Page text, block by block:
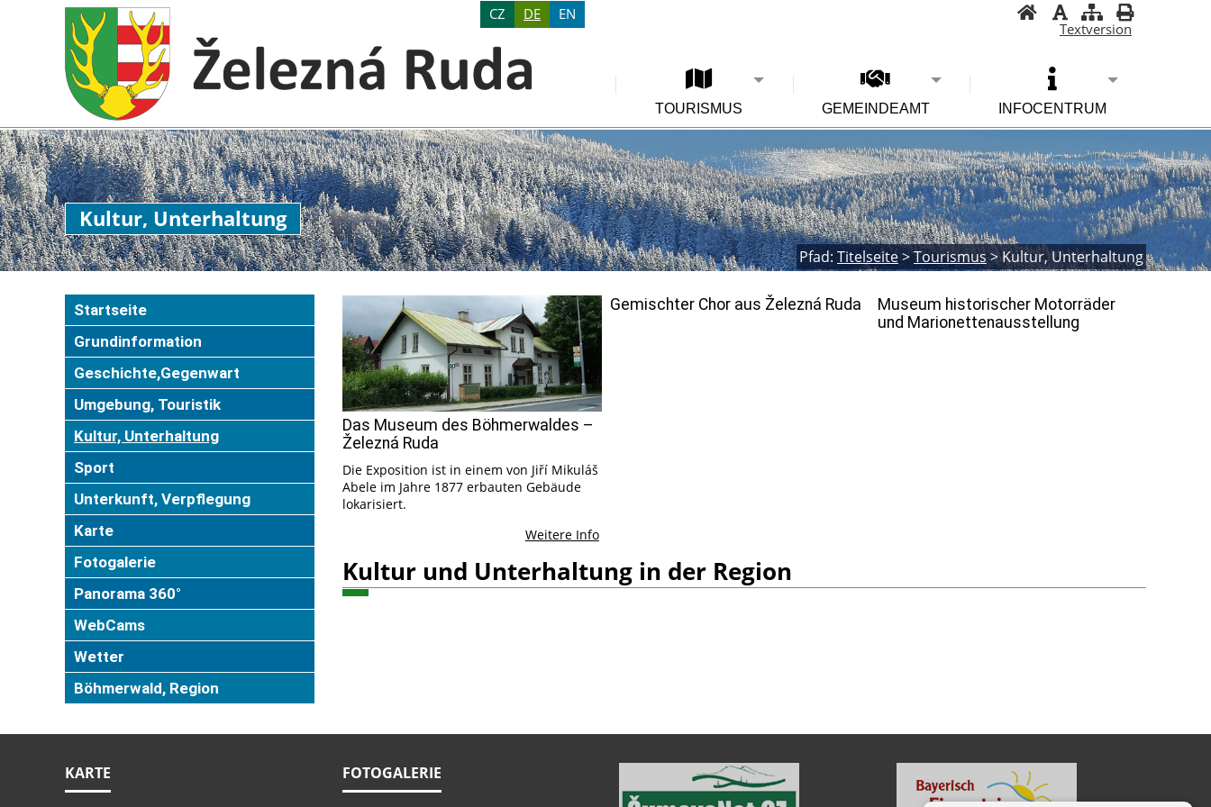
CZ DE EN
Textversion
TOURISMUS GEMEINDEAMT INFOCENTRUM
Kultur, Unterhaltung
Pfad: Titelseite>Tourismus>Kultur, Unterhaltung
Startseite
Grundinformation
Geschichte,Gegenwart
Umgebung, Touristik
Kultur, Unterhaltung
Sport
Unterkunft, Verpflegung
Karte
Fotogalerie
Panorama 360°
WebCams
Wetter
Böhmerwald, Region
Das Museum des Böhmerwaldes –
Železná Ruda
Die Exposition ist in einem von Jiří Mikuláš
Abele im Jahre 1877 erbauten Gebäude
lokarisiert.
Weitere Info
Gemischter Chor aus Železná Ruda
Museum historischer Motorräder
und Marionettenausstellung
Kultur und Unterhaltung in der Region
KARTE FOTOGALERIE